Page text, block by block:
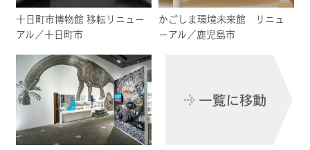
十日町市博物館 移転リニュー
アル／十日町市
かごしま環境未来館 リニュ
ーアル／鹿児島市